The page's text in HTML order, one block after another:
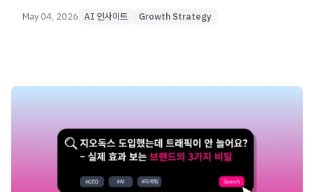
함께 제공합니다.
May 04, 2026 AI 인사이트 Growth Strategy